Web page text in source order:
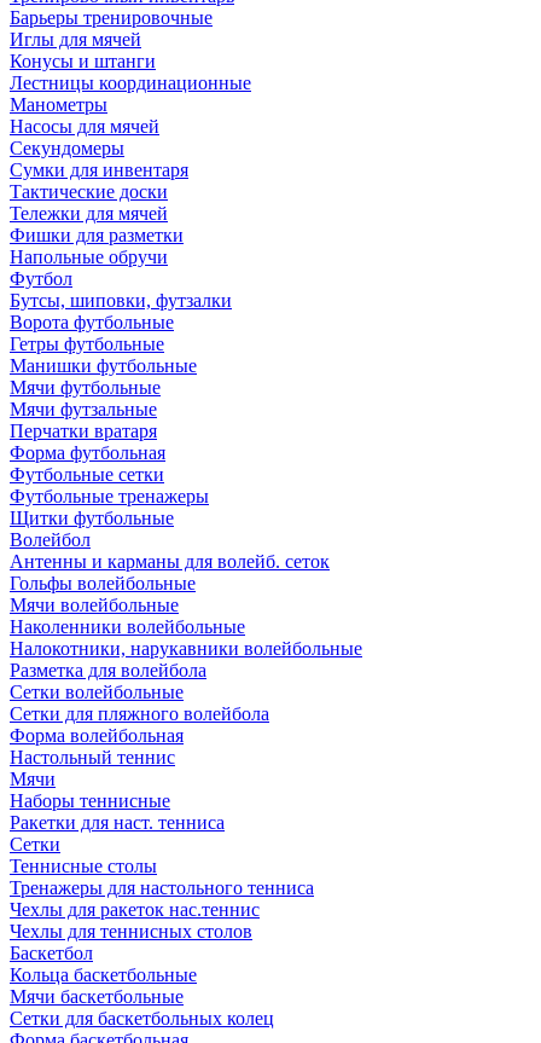
Барьеры тренировочные
Иглы для мячей
Конусы и штанги
Лестницы координационные
Манометры
Насосы для мячей
Секундомеры
Сумки для инвентаря
Тактические доски
Тележки для мячей
Фишки для разметки
Напольные обручи
Футбол
Бутсы, шиповки, футзалки
Ворота футбольные
Гетры футбольные
Манишки футбольные
Мячи футбольные
Мячи футзальные
Перчатки вратаря
Форма футбольная
Футбольные сетки
Футбольные тренажеры
Щитки футбольные
Волейбол
Антенны и карманы для волейб. сеток
Гольфы волейбольные
Мячи волейбольные
Наколенники волейбольные
Налокотники, нарукавники волейбольные
Разметка для волейбола
Сетки волейбольные
Сетки для пляжного волейбола
Форма волейбольная
Настольный теннис
Мячи
Наборы теннисные
Ракетки для наст. тенниса
Сетки
Теннисные столы
Тренажеры для настольного тенниса
Чехлы для ракеток нас.теннис
Чехлы для теннисных столов
Баскетбол
Кольца баскетбольные
Мячи баскетбольные
Сетки для баскетбольных колец